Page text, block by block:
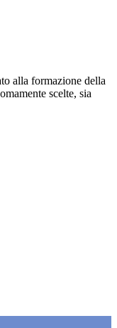
alla formazione della
scelte, sia